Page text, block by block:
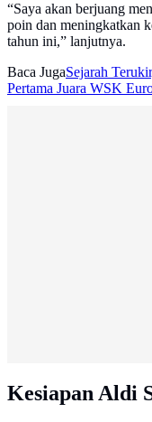
“Saya akan berjuang
poin dan meningkatkan
tahun ini,” lanjutnya.
Baca JugaSejarah
Pertama Juara WSK
Kesiapan Aldi